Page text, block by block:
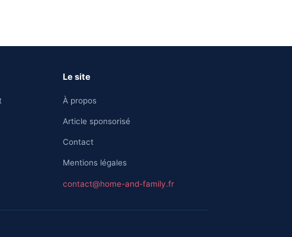
Le site
À propos
Article sponsorisé
Contact
Mentions légales
contact@home-and-family.fr